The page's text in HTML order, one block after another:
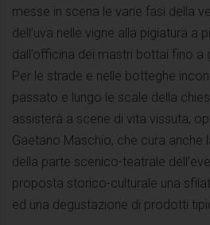
messe in scena le varie fasi della
dell’uva nelle vigne alla pigiatura a
dall’officina dei mastri bottai fino a
Per le strade e nelle botteghe
passato e lungo le scale della
assisterà a scene di vita vissuta,
Gaetano Maschio, che cura anche
della parte scenico-teatrale
proposta storico-culturale una
ed una degustazione di prodotti